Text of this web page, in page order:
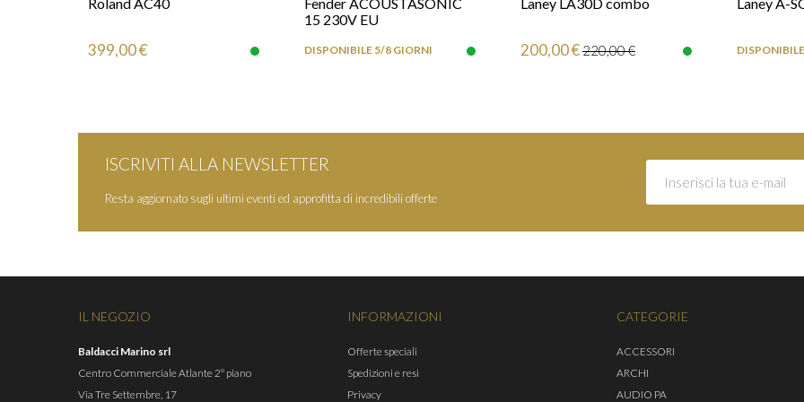
399,00 €
15 230V EU
DISPONIBILE 5/8 GIORNI 200,00 €220,00 €
ISCRIVITI ALLA NEWSLETTER
Resta aggiornato sugli ultimi eventi ed approfitta di incredibili offerte
IL NEGOZIO
Baldacci Marino srl
Centro Commerciale Atlante 2° piano
Via Tre Settembre, 17
INFORMAZIONI
Offerte speciali
Spedizioni e resi
Privacy
CATEGORIE
ACCESSORI
ARCHI
AUDIO PA